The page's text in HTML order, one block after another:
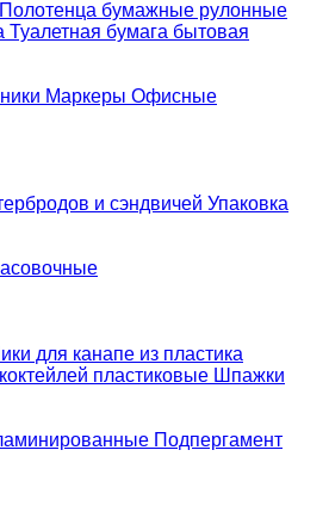
Полотенца бумажные рулонные
Туалетная бумага бытовая
Маркеры Офисные
и сэндвичей Упаковка
для канапе из пластика
пластиковые Шпажки
Подпергамент